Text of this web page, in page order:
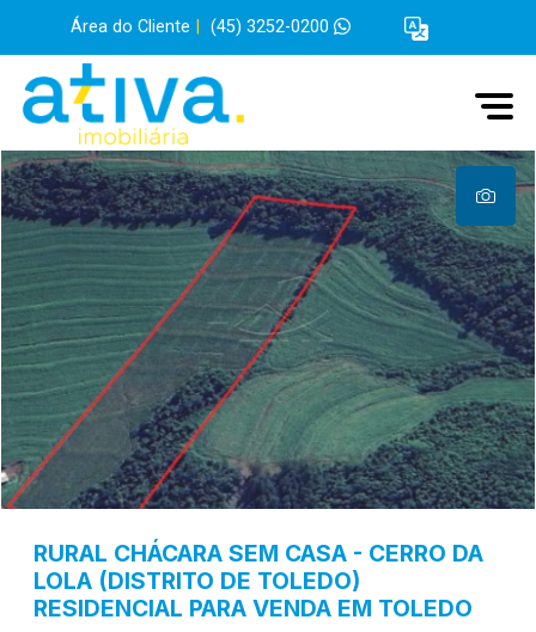
Área do Cliente (45) 3252-0200
RURAL CHÁCARA SEM CASA - CERRO DA
LOLA (DISTRITO DE TOLEDO)
RESIDENCIAL PARA VENDA EM TOLEDO